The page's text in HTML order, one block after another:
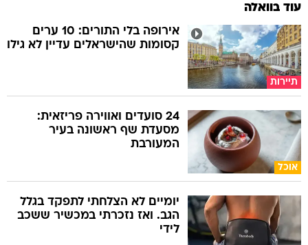
עוד בוואלה
תיירות
אירופה בלי התורים: 10 ערים
קסומות שהישראלים עדיין לא גילו
אוכל
24 סועדים ואווירה פריזאית:
מסעדת שף ראשונה בעיר
המעורבת
יומיים לא הצלחתי לתפקד בגלל
הגב. ואז נזכרתי במכשיר ששכב
לידי